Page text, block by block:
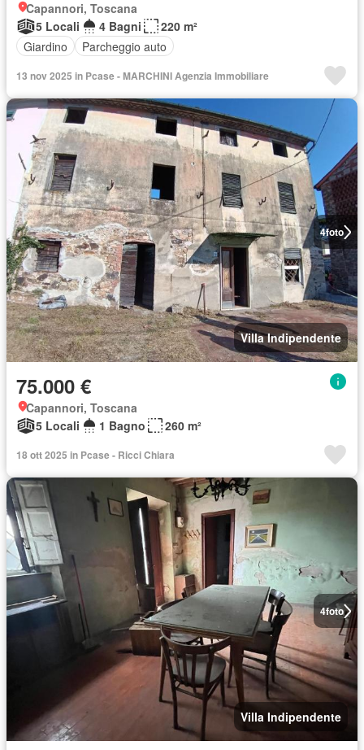
Capannori, Toscana
5 Locali
4 Bagni
220 m²
Giardino
Parcheggio auto
13 nov 2025 in Pcase - MARCHINI Agenzia Immobiliare
4foto
Villa Indipendente
75.000 €
Capannori, Toscana
5 Locali
1 Bagno 260 m²
18 ott 2025 in Pcase - Ricci Chiara
4foto
Villa Indipendente